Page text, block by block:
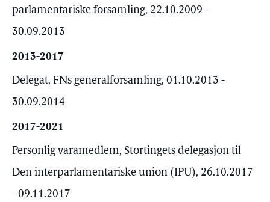
parlamentariske forsamling, 22.10.2009 -
30.09.2013
2013-2017
Delegat, FNs generalforsamling, 01.10.2013 -
30.09.2014
2017-2021
Personlig varamedlem, Stortingets delegasjon til
Den interparlamentariske union (IPU), 26.10.2017
- 09.11.2017